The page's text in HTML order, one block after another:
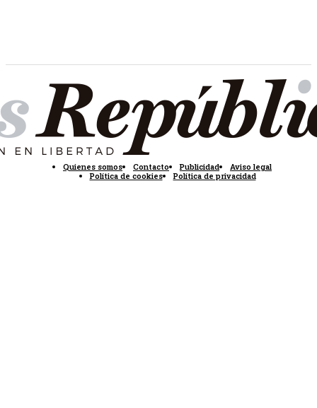
Quienes somos Contacto Publicidad
Aviso legal
Política de cookies
Política de privacidad